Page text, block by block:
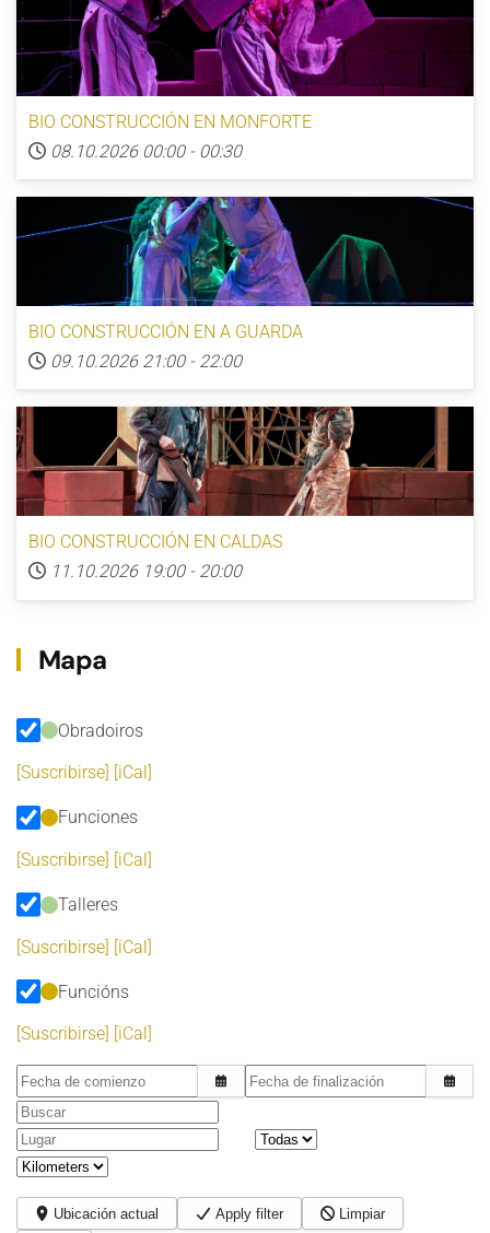
BIO CONSTRUCCIÓN EN MONFORTE
08.10.2026 00:00 - 00:30
BIO CONSTRUCCIÓN EN A GUARDA
09.10.2026 21:00 - 22:00
BIO CONSTRUCCIÓN EN CALDAS
11.10.2026 19:00 - 20:00
Mapa
Obradoiros
[Suscribirse] [iCal]
Funciones
[Suscribirse] [iCal]
Talleres
[Suscribirse] [iCal]
Funcións
[Suscribirse] [iCal]
Fecha de comienzo
Fecha de finalización
Buscar
Lugar
Ubicación actual Apply filter
Limpiar